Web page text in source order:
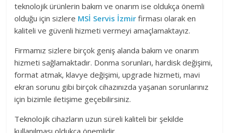
teknolojik ürünlerin bakım ve onarım ise oldukça önemli
olduğu için sizlere MSİ Servis İzmir firması olarak en
kaliteli ve güvenli hizmeti vermeyi amaçlamaktayız.
Firmamız sizlere birçok geniş alanda bakım ve onarım
hizmeti sağlamaktadır. Donma sorunları, hardisk değişimi,
format atmak, klavye değişimi, upgrade hizmeti, mavi
ekran sorunu gibi birçok cihazınızda yaşanan sorunlarınız
için bizimle iletişime geçebilirsiniz.
Teknolojik cihazların uzun süreli kaliteli bir şekilde
kullanılması oldukça önemlidir.